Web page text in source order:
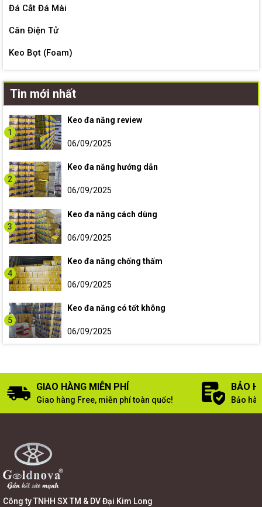
Đá Cắt Đá Mài
Cân Điện Tử
Keo Bọt (Foam)
Tin mới nhất
1
Keo đa năng review
06/09/2025
2
Keo đa năng hướng dẫn
06/09/2025
3
Keo đa năng cách dùng
06/09/2025
4
Keo đa năng chống thấm
06/09/2025
5
Keo đa năng có tốt không
06/09/2025
GIAO HÀNG MIỄN PHÍ
Giao hàng Free, miễn phí toàn quốc!
BẢO
Bảo
Công ty TNHH SX TM & DV Đại Kim Long